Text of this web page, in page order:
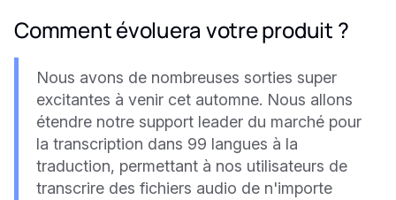
Comment évoluera votre produit ?
Nous avons de nombreuses sorties super
excitantes à venir cet automne. Nous allons
étendre notre support leader du marché pour
la transcription dans 99 langues à la
traduction, permettant à nos utilisateurs de
transcrire des fichiers audio de n'importe